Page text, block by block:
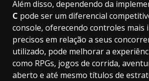
Além disso, dependendo da
C pode ser um diferencial
console, oferecendo controles mais
precisos em relação a seus
utilizado, pode melhorar a
como RPGs, jogos de corrida,
aberto e até mesmo títulos de